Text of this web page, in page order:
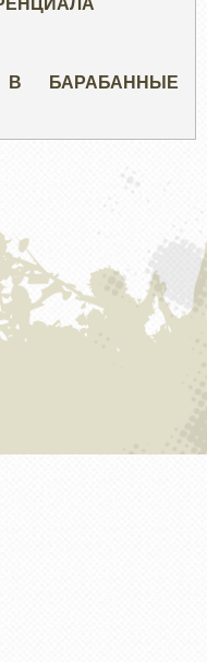
В БАРАБАННЫЕ